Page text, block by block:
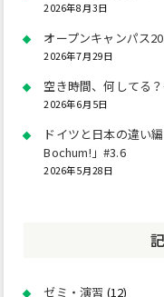
2026年8月3日
オープンキャンパス
2026年7月29日
空き時間、何してる
2026年6月5日
ドイツと日本の違い
Bochum!」#3.6
2026年5月28日
ゼミ・演習 (12)